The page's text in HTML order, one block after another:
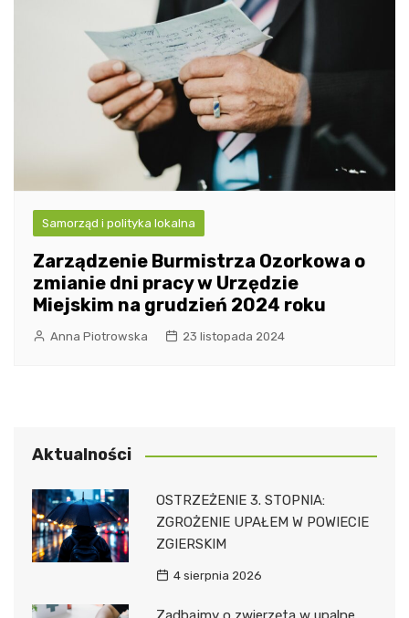
Samorząd i polityka lokalna
Zarządzenie Burmistrza Ozorkowa o
zmianie dni pracy w Urzędzie
Miejskim na grudzień 2024 roku
Anna Piotrowska 23 listopada 2024
Aktualności
OSTRZEŻENIE 3. STOPNIA:
ZGROŻENIE UPAŁEM W POWIECIE
ZGIERSKIM
4 sierpnia 2026